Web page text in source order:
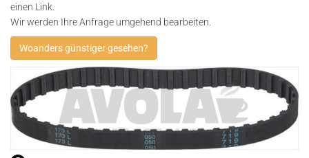
einen Link.
Wir werden Ihre Anfrage umgehend bearbeiten.
Woanders günstiger gesehen?